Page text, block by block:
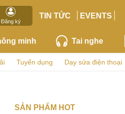
Đăng ký
TIN TỨC EVENTS
minh Tai nghe
Tuyển dụng Dạy sửa điện thoại
SẢN PHẨM HOT